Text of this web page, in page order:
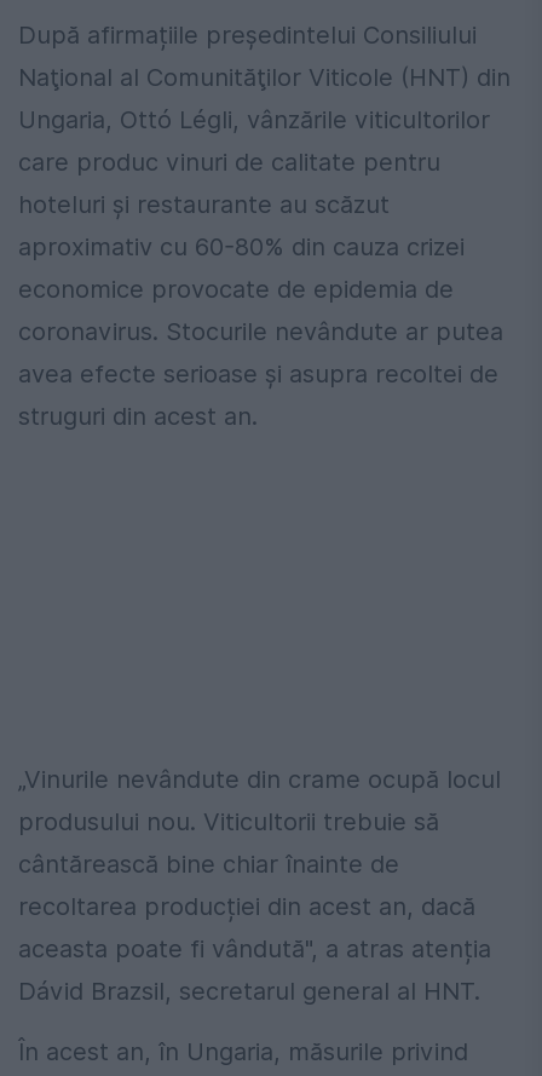
După afirmațiile președintelui Consiliului
Naţional al Comunităţilor Viticole (HNT) din
Ungaria, Ottó Légli, vânzările viticultorilor
care produc vinuri de calitate pentru
hoteluri și restaurante au scăzut
aproximativ cu 60-80% din cauza crizei
economice provocate de epidemia de
coronavirus. Stocurile nevândute ar putea
avea efecte serioase și asupra recoltei de
struguri din acest an.
„Vinurile nevândute din crame ocupă locul
produsului nou. Viticultorii trebuie să
cântărească bine chiar înainte de
recoltarea producției din acest an, dacă
aceasta poate fi vândută", a atras atenția
Dávid Brazsil, secretarul general al HNT.
În acest an, în Ungaria, măsurile privind